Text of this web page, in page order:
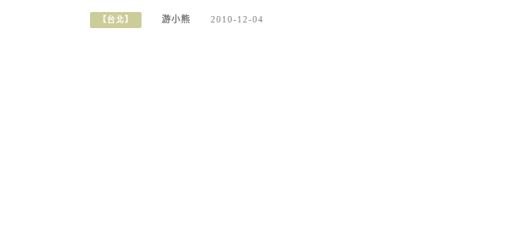
【台北】 游小熊 2010-12-04